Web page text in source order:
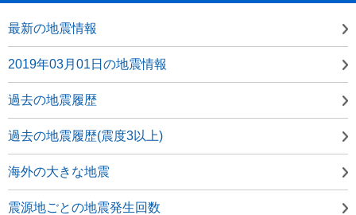
最新の地震情報
2019年03月01日の地震情報
過去の地震履歴
過去の地震履歴(震度3以上)
海外の大きな地震
震源地ごとの地震発生回数